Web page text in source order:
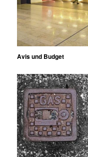
Avis und Budget